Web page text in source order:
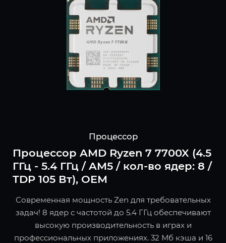
Процессор
Процессор AMD Ryzen 7 7700X (4.5
ГГц - 5.4 ГГц / AM5 / кол-во ядер: 8 /
TDP 105 Вт), OEM
Современная мощность Zen для требовательных
задач! 8 ядер с частотой до 5.4 ГГц обеспечивают
высокую производительность в играх и
профессиональных приложениях. 32 Мб кэша и 16